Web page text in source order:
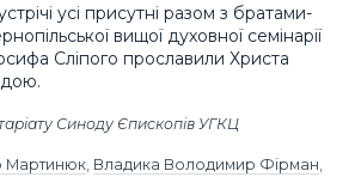
усі присутні разом з братами-
вищої духовної семінарії
Сліпого прославили Христа
Синоду Єпископів УГКЦ
Мартинюк Владика Володимир Фірман